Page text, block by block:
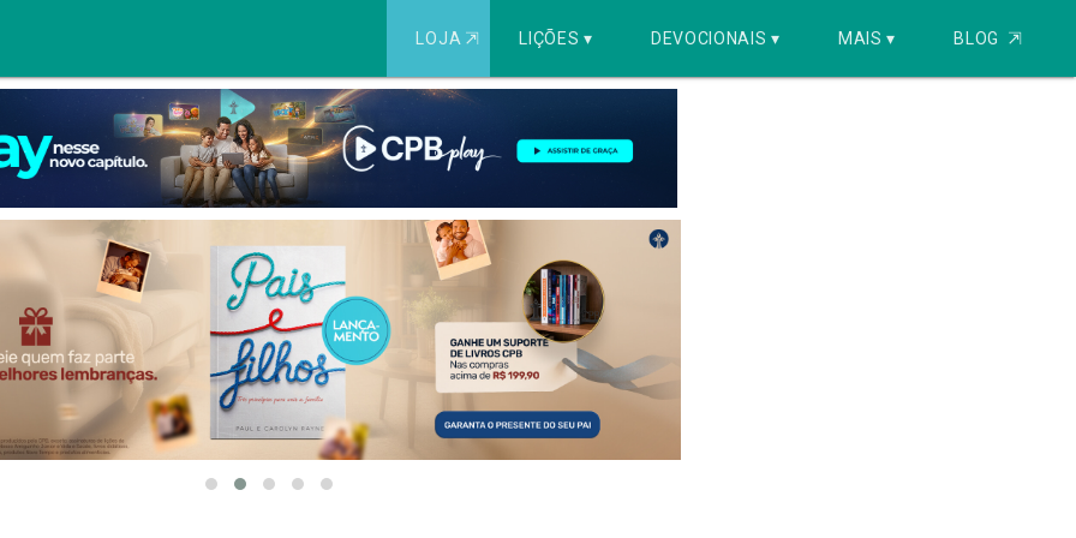
LOJA ⇱ LIÇÕES ▾ DEVOCIONAIS ▾ MAIS ▾ BLOG ⇱